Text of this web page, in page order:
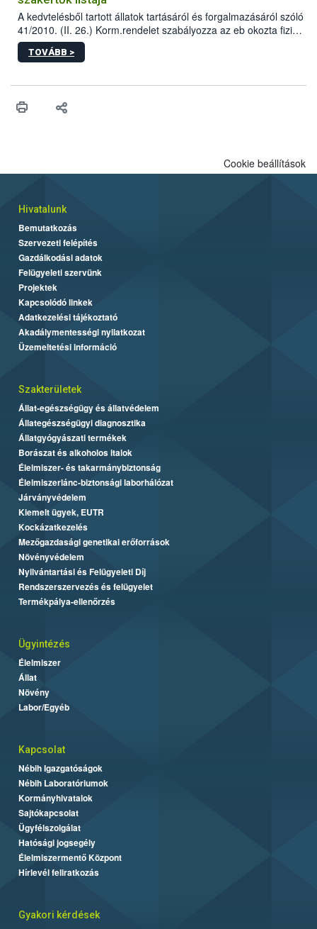
A kedvtelésből tartott állatok tartásáról és forgalmazásáról szóló
41/2010. (II. 26.) Korm.rendelet szabályozza az eb okozta fizikai
sérülés, illetve ennek veszélye keletkezésekor felmerülő
hatósági feladatokat, valamint a veszélyes eb tartását és annak
vonni az ebek viselkedésének megítélésében jártas szakértőt.
TOVÁBB >
Cookie beállítások
Hivatalunk
Bemutatkozás
Szervezeti felépítés
Gazdálkodási adatok
Felügyeleti szervünk
Projektek
Kapcsolódó linkek
Adatkezelési tájékoztató
Akadálymentességi nyilatkozat
Üzemeltetési információ
Szakterületek
Állat-egészségügy és állatvédelem
Állategészségügyi diagnosztika
Állatgyógyászati termékek
Borászat és alkoholos italok
Élelmiszer- és takarmánybiztonság
Élelmiszerlánc-biztonsági laborhálózat
Járványvédelem
Kiemelt ügyek, EUTR
Kockázatkezelés
Mezőgazdasági genetikai erőforrások
Növényvédelem
Nyilvántartási és Felügyeleti Díj
Rendszerszervezés és felügyelet
Termékpálya-ellenőrzés
Ügyintézés
Élelmiszer
Állat
Növény
Labor/Egyéb
Kapcsolat
Nébih Igazgatóságok
Nébih Laboratóriumok
Kormányhivatalok
Sajtókapcsolat
Ügyfélszolgálat
Hatósági jogsegély
Élelmiszermentő Központ
Hírlevél feliratkozás
Gyakori kérdések